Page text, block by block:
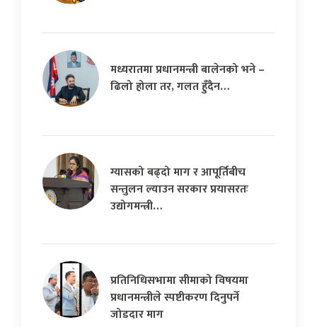
मध्यरातमा प्रधानमन्त्री बालेनको भने –
ढिलो होला तर, गलत हुँदैन…
ग्यासको बढ्दो माग र आपूर्तिबीच
सन्तुलन ल्याउन सरकार प्रयासरतः
उद्योगमन्त्री…
प्रतिनिधिसभामा सीमाको विषयमा
प्रधानमन्त्रीले स्पष्टीकरण दिनुपर्ने
जोडदार माग